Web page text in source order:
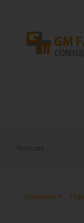
Categorias Tags